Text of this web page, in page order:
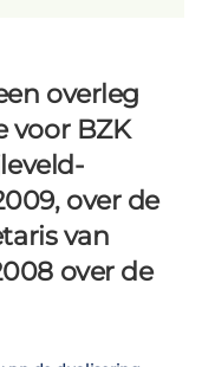
overleg
voor BZK
over de
van
over de